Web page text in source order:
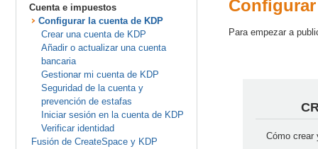
Cuenta e impuestos
Configurar la cuenta de KDP
Crear una cuenta de KDP
Añadir o actualizar una cuenta
bancaria
Gestionar mi cuenta de KDP
Seguridad de la cuenta y
prevención de estafas
Iniciar sesión en la cuenta de KDP
Verificar identidad
Fusión de CreateSpace y KDP
Para empezar a
Cómo